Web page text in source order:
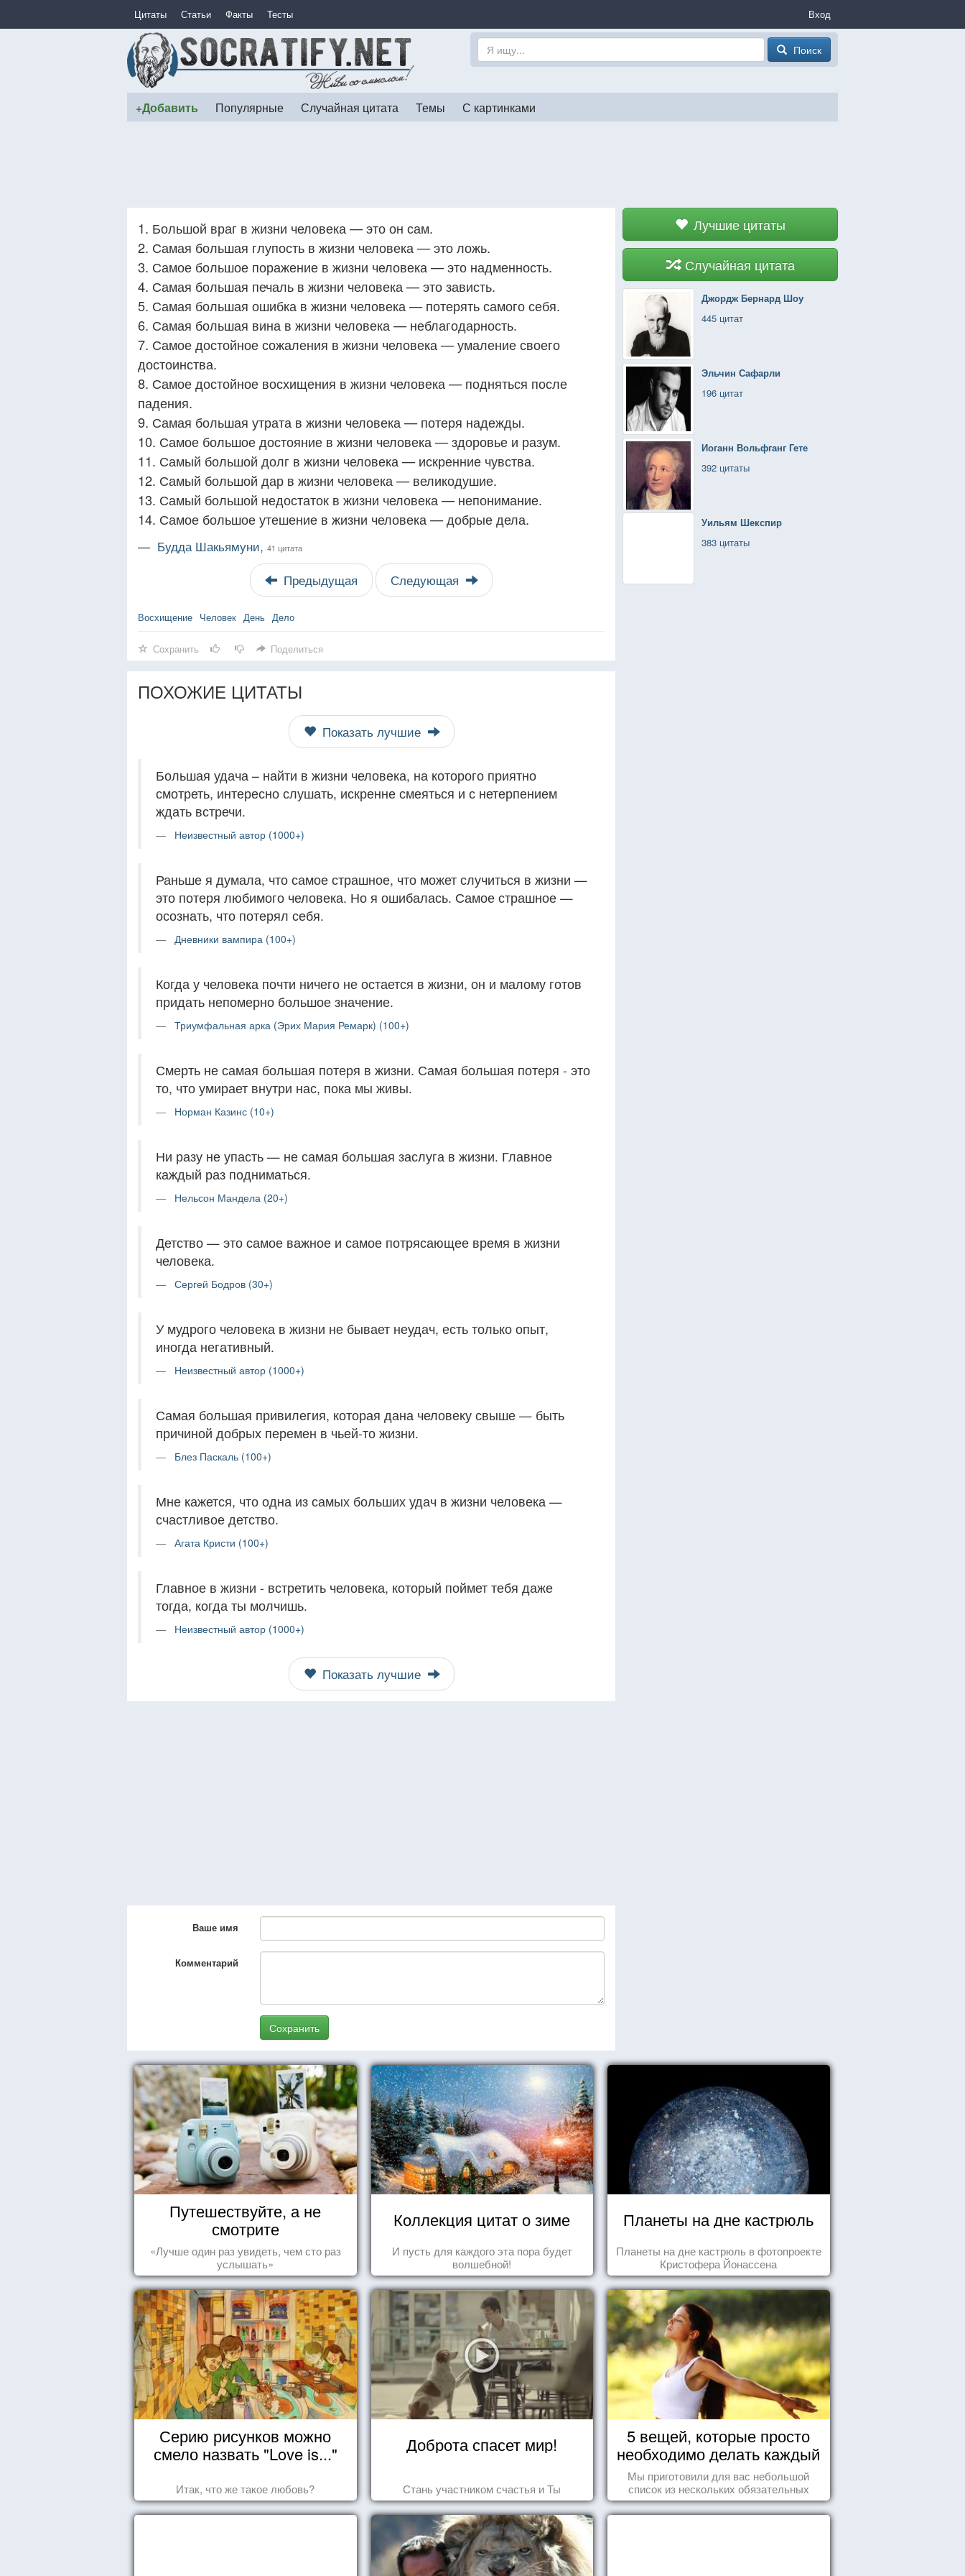
Цитаты Статьи Факты Тесты Вход
Поиск
+Добавить Популярные Случайная цитата Темы С картинками
Лучшие цитаты
Случайная цитата
Джордж Бернард Шоу
445 цитат
Эльчин Сафарли
196 цитат
Иоганн Вольфганг Гете
392 цитаты
Уильям Шекспир
383 цитаты
1. Большой враг в жизни человека — это он сам.
2. Самая большая глупость в жизни человека — это ложь.
3. Самое большое поражение в жизни человека — это надменность.
4. Самая большая печаль в жизни человека — это зависть.
5. Самая большая ошибка в жизни человека — потерять самого себя.
6. Самая большая вина в жизни человека — неблагодарность.
7. Самое достойное сожаления в жизни человека — умаление своего
достоинства.
8. Самое достойное восхищения в жизни человека — подняться после
падения.
9. Самая большая утрата в жизни человека — потеря надежды.
10. Самое большое достояние в жизни человека — здоровье и разум.
11. Самый большой долг в жизни человека — искренние чувства.
12. Самый большой дар в жизни человека — великодушие.
13. Самый большой недостаток в жизни человека — непонимание.
14. Самое большое утешение в жизни человека — добрые дела.
— Будда Шакьямуни, 41 цитата
Предыдущая Следующая
Восхищение Человек День Дело
Сохранить Поделиться
ПОХОЖИЕ ЦИТАТЫ
Показать лучшие
Большая удача – найти в жизни человека, на которого приятно
смотреть, интересно слушать, искренне смеяться и с нетерпением
ждать встречи.
Неизвестный автор (1000+)
Раньше я думала, что самое страшное, что может случиться в жизни —
это потеря любимого человека. Но я ошибалась. Самое страшное —
осознать, что потерял себя.
Дневники вампира (100+)
Когда у человека почти ничего не остается в жизни, он и малому готов
придать непомерно большое значение.
Триумфальная арка (Эрих Мария Ремарк) (100+)
Смерть не самая большая потеря в жизни. Самая большая потеря - это
то, что умирает внутри нас, пока мы живы.
Норман Казинс (10+)
Ни разу не упасть — не самая большая заслуга в жизни. Главное
каждый раз подниматься.
Нельсон Мандела (20+)
Детство — это самое важное и самое потрясающее время в жизни
человека.
Сергей Бодров (30+)
У мудрого человека в жизни не бывает неудач, есть только опыт,
иногда негативный.
Неизвестный автор (1000+)
Самая большая привилегия, которая дана человеку свыше — быть
причиной добрых перемен в чьей-то жизни.
Блез Паскаль (100+)
Мне кажется, что одна из самых больших удач в жизни человека —
счастливое детство.
Агата Кристи (100+)
Главное в жизни - встретить человека, который поймет тебя даже
тогда, когда ты молчишь.
Неизвестный автор (1000+)
Показать лучшие
Ваше имя
Комментарий
Сохранить
Путешествуйте, а не
смотрите
«Лучше один раз увидеть, чем сто раз
услышать»
Коллекция цитат о зиме
И пусть для каждого эта пора будет
волшебной!
Планеты на дне кастрюль
Планеты на дне кастрюль в фотопроекте
Кристофера Йонассена
Серию рисунков можно
смело назвать "Love is..."
Итак, что же такое любовь?
Доброта спасет мир!
Стань участником счастья и Ты
5 вещей, которые просто
необходимо делать каждый
день
Мы приготовили для вас небольшой
список из нескольких обязательных
вещей, которые должны стать частью
вашего дня.